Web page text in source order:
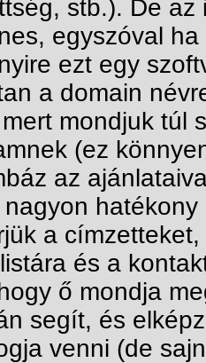
stb.). De
egyszóval
ezt egy
a domain
mondjuk túl
(ez
az
a
és a
ő mondja
segít, és
venni (de